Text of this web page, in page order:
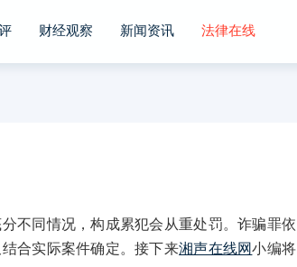
财经观察 新闻资讯 法律在线
同情况，构成累犯会从重处罚。诈骗罪依
合实际案件确定。接下来湘声在线网小编将